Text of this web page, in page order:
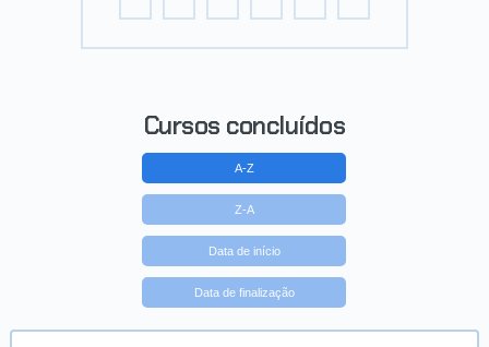
Cursos concluídos
A-Z
Z-A
Data de início
Data de finalização